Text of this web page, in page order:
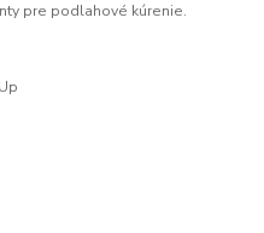
pre podlahové kúrenie.